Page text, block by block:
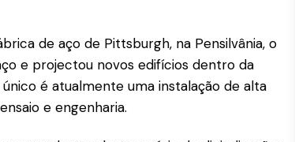
de aço de Pittsburgh, na Pensilvânia, o
e projectou novos edifícios dentro da
é atualmente uma instalação de alta
e engenharia.